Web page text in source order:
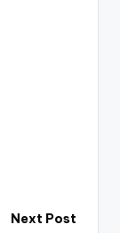
Next Post